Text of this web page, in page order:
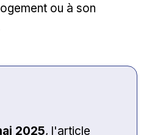
ou à son
2025, l'article